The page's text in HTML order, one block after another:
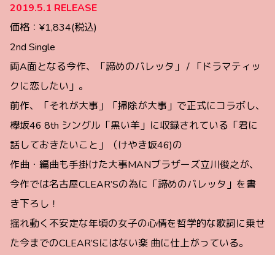
2019.5.1 RELEASE
価格：¥1,834(税込)
2nd Single
両A面となる今作、「諦めのバレッタ」 / 「ドラマティッ
クに恋したい」。
前作、「それが大事」「掃除が大事」で正式にコラボし、
欅坂46 8th シングル「黒い羊」に収録されている「君に
話しておきたいこと」（けやき坂46)の
作曲・編曲も手掛けた大事MANブラザーズ立川俊之が、
今作では名古屋CLEAR’Sの為に「諦めのバレッタ」を書
き下ろし！
揺れ動く不安定な年頃の女子の心情を哲学的な歌詞に乗せ
た今までのCLEAR’Sにはない楽 曲に仕上がっている。